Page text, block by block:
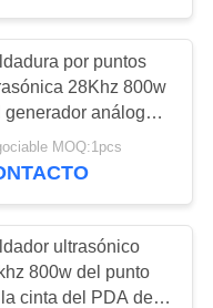
90
por puntos
28Khz 800w
generador análogo
la soldadura de la
MOQ:1pcs
ultrasónico
800w del punto
cinta del PDA del